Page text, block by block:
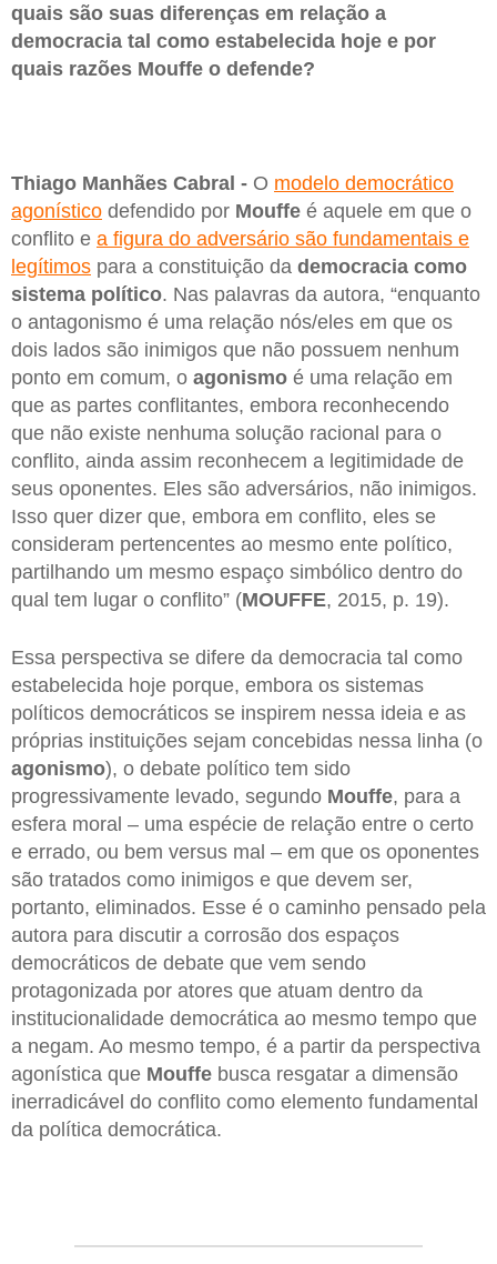
quais são suas diferenças em relação a
democracia tal como estabelecida hoje e por
quais razões Mouffe o defende?
Thiago Manhães Cabral - O modelo democrático
agonístico defendido por Mouffe é aquele em que o
conflito e a figura do adversário são fundamentais e
legítimos para a constituição da democracia como
sistema político. Nas palavras da autora, “enquanto
o antagonismo é uma relação nós/eles em que os
dois lados são inimigos que não possuem nenhum
ponto em comum, o agonismo é uma relação em
que as partes conflitantes, embora reconhecendo
que não existe nenhuma solução racional para o
conflito, ainda assim reconhecem a legitimidade de
seus oponentes. Eles são adversários, não inimigos.
Isso quer dizer que, embora em conflito, eles se
consideram pertencentes ao mesmo ente político,
partilhando um mesmo espaço simbólico dentro do
qual tem lugar o conflito” (MOUFFE, 2015, p. 19).
Essa perspectiva se difere da democracia tal como
estabelecida hoje porque, embora os sistemas
políticos democráticos se inspirem nessa ideia e as
próprias instituições sejam concebidas nessa linha (o
agonismo), o debate político tem sido
progressivamente levado, segundo Mouffe, para a
esfera moral – uma espécie de relação entre o certo
e errado, ou bem versus mal – em que os oponentes
são tratados como inimigos e que devem ser,
portanto, eliminados. Esse é o caminho pensado pela
autora para discutir a corrosão dos espaços
democráticos de debate que vem sendo
protagonizada por atores que atuam dentro da
institucionalidade democrática ao mesmo tempo que
a negam. Ao mesmo tempo, é a partir da perspectiva
agonística que Mouffe busca resgatar a dimensão
inerradicável do conflito como elemento fundamental
da política democrática.